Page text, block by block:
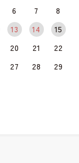
6 7
8
13 14
15
20 21
22
27 28
29